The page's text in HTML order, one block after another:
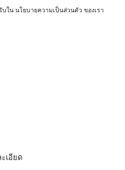
บใน นโยบายความเป็นส่วนตัว ของเรา
เอียด